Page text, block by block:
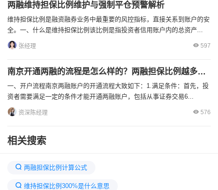
两融维持担保比例维护与强制平仓预警解析
维持担保比例是融资融券业务中最重要的风控指标，直接关系到账户的安
全。一、什么是维持担保比例该比例是指投资者信用账户内的总资产...
张经理 597
南京开通两融的流程是怎么样的？两融担保比例越多越好吗？
一、开户流程南京两融账户的开通流程大致如下：1.满足条件：首先，投
资者需要满足一定的条件才能开通两融账户，包括从事证券交易6...
资深陈经理 576
相关搜索
两融担保比例计算公式
维持担保比例300%是什么意思